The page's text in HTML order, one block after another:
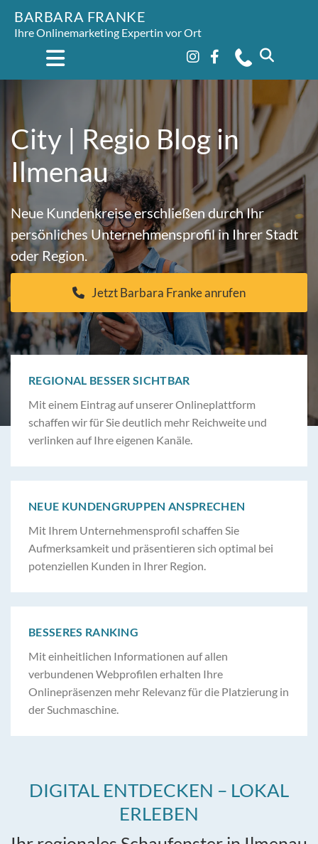
BARBARA FRANKE
Ihre Onlinemarketing Expertin vor Ort
City | Regio Blog in
Ilmenau
Neue Kundenkreise erschließen durch Ihr
persönliches Unternehmensprofil in Ihrer Stadt
oder Region.
Jetzt Barbara Franke anrufen
REGIONAL BESSER SICHTBAR
Mit einem Eintrag auf unserer Onlineplattform
schaffen wir für Sie deutlich mehr Reichweite und
verlinken auf Ihre eigenen Kanäle.
NEUE KUNDENGRUPPEN ANSPRECHEN
Mit Ihrem Unternehmensprofil schaffen Sie
Aufmerksamkeit und präsentieren sich optimal bei
potenziellen Kunden in Ihrer Region.
BESSERES RANKING
Mit einheitlichen Informationen auf allen
verbundenen Webprofilen erhalten Ihre
Onlinepräsenzen mehr Relevanz für die Platzierung in
der Suchmaschine.
DIGITAL ENTDECKEN – LOKAL
ERLEBEN